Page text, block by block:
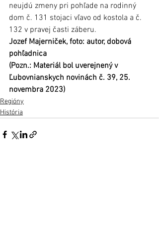
neujdú zmeny pri pohľade na rodinný
dom č. 131 stojaci vľavo od kostola a č.
132 v pravej časti záberu.
Jozef Majerniček, foto: autor, dobová
pohľadnica
(Pozn.: Materiál bol uverejnený v
Ľubovnianskych novinách č. 39, 25.
novembra 2023)
Regióny
História